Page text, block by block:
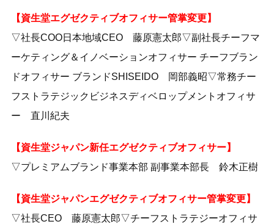
【資生堂エグゼクティブオフィサー管掌変更】
▽社長COO日本地域CEO 藤原憲太郎▽副社長チーフマ
ーケティング＆イノベーションオフィサー チーフブラン
ドオフィサー ブランドSHISEIDO 岡部義昭▽常務チー
フストラテジックビジネスディベロップメントオフィサ
ー 直川紀夫
【資生堂ジャパン新任エグゼクティブオフィサー】
▽プレミアムブランド事業本部 副事業本部長 鈴木正樹
【資生堂ジャパンエグゼクティブオフィサー管掌変更】
▽社長CEO 藤原憲太郎▽チーフストラテジーオフィサ